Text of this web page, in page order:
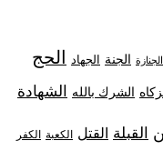
الجنازة الجنة الجهاد الحج
الشرك بالله الشهادة
القبلة القتل الكعبة الكفر